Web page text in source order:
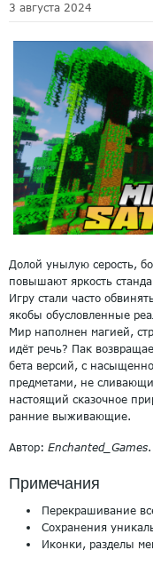
3 августа 2024
Долой унылую серость,
повышают яркость
Игру стали часто
якобы обусловленные
Мир наполнен магией,
идёт речь? Пак
бета версий, с
предметами, не
настоящий сказочное
ранние выживающие.
Автор: Enchanted_Games.
Примечания
Перекрашивание
Сохранения
Иконки, разделы